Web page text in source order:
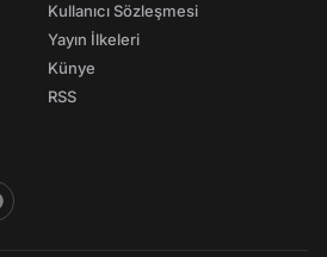
Kullanıcı Sözleşmesi
Yayın İlkeleri
Künye
RSS